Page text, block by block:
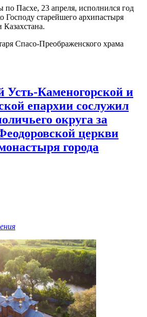
по Пасхе, 23 апреля, исполнился год
Господу старейшего архипастыря
Спасо-Преображенского храма
Каменогорской и
епархии сослужил
округа за
церкви
города